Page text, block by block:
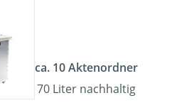
ca. 10 Aktenordner
70 Liter nachhaltig